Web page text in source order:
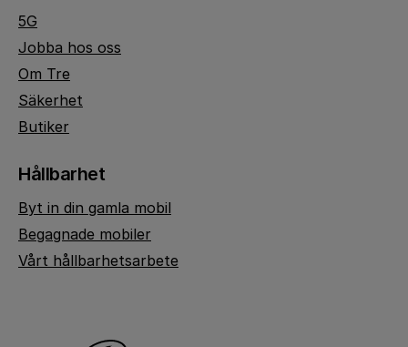
5G
Jobba hos oss
Om Tre
Säkerhet
Butiker
Hållbarhet
Byt in din gamla mobil
Begagnade mobiler
Vårt hållbarhetsarbete